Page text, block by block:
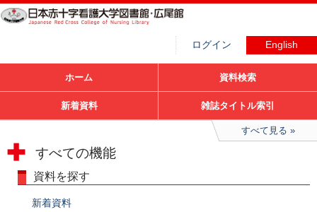
ログイン English
ホーム 資料検索
新着資料 雑誌タイトル索引
すべて見る
すべての機能
資料を探す
新着資料